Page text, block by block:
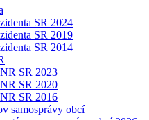
SR 2024
SR 2019
SR 2014
SR 2023
SR 2020
SR 2016
samosprávy obcí